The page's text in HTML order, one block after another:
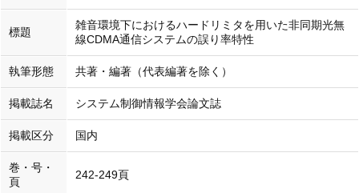
標題
雑音環境下におけるハードリミタを用いた非同期光無
線CDMA通信システムの誤り率特性
執筆形態 共著・編著（代表編著を除く）
掲載誌名 システム制御情報学会論文誌
掲載区分 国内
巻・号・
頁
242-249頁